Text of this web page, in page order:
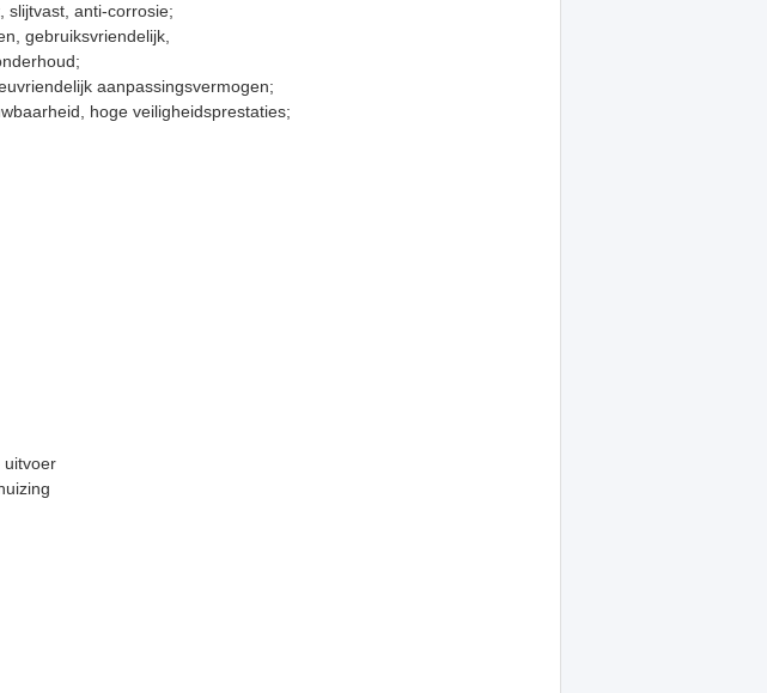
slijtvast, anti-corrosie;
gebruiksvriendelijk,
aanpassingsvermogen;
hoge veiligheidsprestaties;
uitvoer